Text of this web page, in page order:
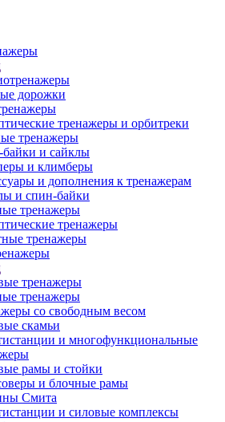
дорожки
тренажеры и орбитреки
тренажеры
и сайклы
и климберы
и дополнения к тренажерам
и спин-байки
тренажеры
тренажеры
тренажеры
тренажеры
тренажеры
со свободным весом
скамьи
и многофункциональные
рамы и стойки
и блочные рамы
Смита
и силовые комплексы